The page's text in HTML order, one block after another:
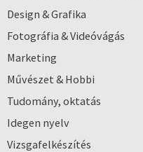
Design & Grafika
Fotográfia & Videóvágás
Marketing
Művészet & Hobbi
Tudomány, oktatás
Idegen nyelv
Vizsgafelkészítés